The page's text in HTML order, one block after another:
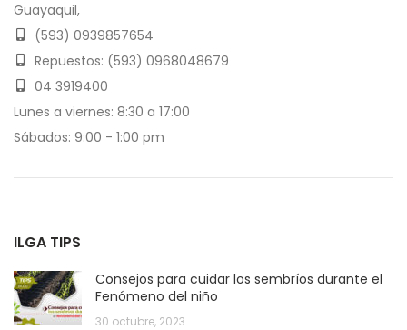
Guayaquil,
(593) 0939857654
Repuestos: (593) 0968048679
04 3919400
Lunes a viernes: 8:30 a 17:00
Sábados: 9:00 - 1:00 pm
ILGA TIPS
Consejos para cuidar los sembríos durante el
Fenómeno del niño
30 octubre, 2023